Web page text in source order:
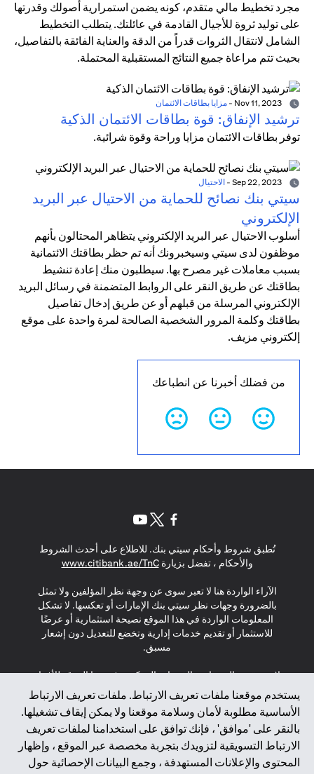
مجرد تخطيط مالي متقدم، كونه يضمن استمرارية أصولك وقدرتها
على توليد ثروة للأجيال القادمة في عائلتك. يتطلب التخطيط
الشامل لانتقال الثروات قدراً من الدقة والعناية الفائقة بالتفاصيل،
بحيث تتم مراعاة جميع النتائج المستقبلية المحتملة.
- مزايا بطاقات الائتمان
ترشيد الإنفاق: قوة بطاقات الائتمان الذكية
توفر بطاقات الائتمان مزايا وراحة وقوة شرائية.
- الاحتيال
سيتي بنك نصائح للحماية من الاحتيال عبر البريد
الإلكتروني
أسلوب الاحتيال عبر البريد الإلكتروني يتظاهر المحتالون بأنهم
موظفون لدى سيتي وسيخبرونك أنه تم حظر بطاقتك الائتمانية
بسبب معاملات غير مصرح بها. سيطلبون منك إعادة تنشيط
بطاقتك عن طريق النقر على الروابط المتضمنة في رسائل البريد
الإلكتروني المرسلة من قبلهم أو عن طريق إدخال تفاصيل
بطاقتك وكلمة المرور الشخصية الصالحة لمرة واحدة على موقع
إلكتروني مزيف.
من فضلك أخبرنا عن انطباعك
يستخدم موقعنا ملفات تعريف الارتباط. ملفات تعريف الارتباط
الأساسية مطلوبة لأمان وسلامة موقعنا ولا يمكن إيقاف تشغيلها.
بالنقر على 'موافق' ، فإنك توافق على استخدامنا لملفات تعريف
الارتباط التسويقية لتزويدك بتجربة مخصصة عبر الموقع ، وإظهار
المحتوى والإعلانات المستهدفة ، وجمع البيانات الإحصائية حول
تُطبق شروط وأحكام سيتي بنك. للاطلاع على أحدث الشروط
والأحكام ، تفضل بزيارةwww.citibank.ae/TnC
in a new tab
الآراء الواردة هنا لا تعبر سوى عن وجهة نظر المؤلفين ولا تمثل
بالضرورة وجهات نظر سيتي بنك الإمارات أو تعكسها. لا تشكل
المعلومات الواردة في هذا الموقع نصيحة استثمارية أو عرضًا
للاستثمار أو تقديم خدمات إدارية وتخضع للتعديل دون إشعار
مسبق.
لا يتم تقديم المنتجات والخدمات المذكورة في هذا الموقع للأفراد
المقيمين في الاتحاد الأوروبي أو المنطقة الاقتصادية الأوروبية أو
سويسرا أو غيرنسي أو جيرسي أو موناكو أو سان مارينو أو
الفاتيكان أو جزيرة مان أو المملكة المتحدة أو خصوصية البيانات
(لائحة حماية البيانات العامة \ قانون حماية البيانات الشخصية
العامة \ قانون خصوصية نيوزيلندا). المحتوى الموجود في هذه
الصفحة ليس ولا ينبغي تفسيره على أنه عرض أو دعوة أو دعوة